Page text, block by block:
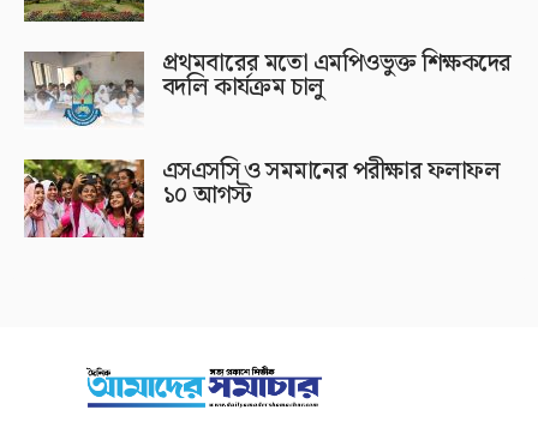
প্রথমবারের মতো এমপিওভুক্ত শিক্ষকদের
বদলি কার্যক্রম চালু
এসএসসি ও সমমানের পরীক্ষার ফলাফল
১০ আগস্ট